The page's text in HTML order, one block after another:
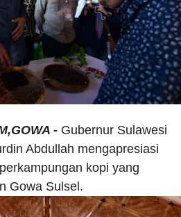
- Gubernur Sulawesi
Abdullah mengapresiasi
kopi yang
Gowa Sulsel.